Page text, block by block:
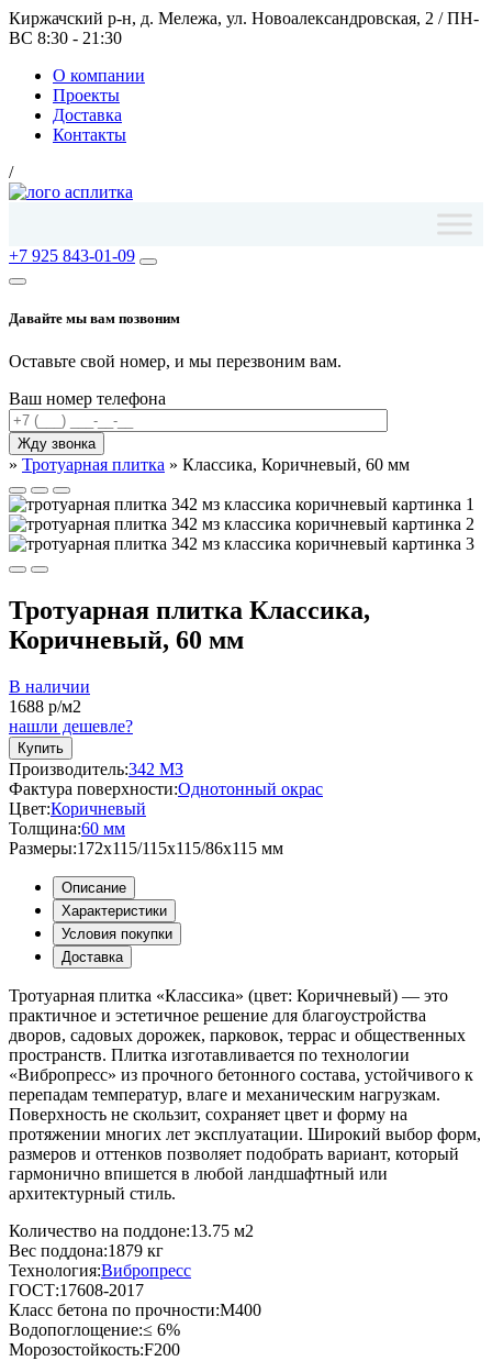
Киржачский р-н, д. Мележа, ул. Новоалександровская, 2 / ПН-
ВС 8:30 - 21:30
О компании
Проекты
Доставка
Контакты
/
+7 925 843-01-09
Давайте мы вам позвоним
Оставьте свой номер, и мы перезвоним вам.
Ваш номер телефона
» Тротуарная плитка » Классика, Коричневый, 60 мм
Тротуарная плитка Классика,
Коричневый, 60 мм
В наличии
1688 р/м2
нашли дешевле?
Купить
Производитель:342 МЗ
Фактура поверхности:Однотонный окрас
Цвет:Коричневый
Толщина:60 мм
Размеры:172x115/115x115/86x115 мм
Описание
Характеристики
Условия покупки
Доставка
Тротуарная плитка «Классика» (цвет: Коричневый) — это
практичное и эстетичное решение для благоустройства
дворов, садовых дорожек, парковок, террас и общественных
пространств. Плитка изготавливается по технологии
«Вибропресс» из прочного бетонного состава, устойчивого к
перепадам температур, влаге и механическим нагрузкам.
Поверхность не скользит, сохраняет цвет и форму на
протяжении многих лет эксплуатации. Широкий выбор форм,
размеров и оттенков позволяет подобрать вариант, который
гармонично впишется в любой ландшафтный или
архитектурный стиль.
Количество на поддоне:13.75 м2
Вес поддона:1879 кг
Технология:Вибропресс
ГОСТ:17608-2017
Класс бетона по прочности:М400
Водопоглощение:≤ 6%
Морозостойкость:F200